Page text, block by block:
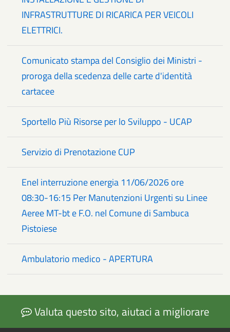
INFRASTRUTTURE DI RICARICA PER VEICOLI
ELETTRICI.
Comunicato stampa del Consiglio dei Ministri -
proroga della scedenza delle carte d'identità
cartacee
Sportello Più Risorse per lo Sviluppo - UCAP
Servizio di Prenotazione CUP
Enel interruzione energia 11/06/2026 ore
08:30-16:15 Per Manutenzioni Urgenti su Linee
Aeree MT-bt e F.O. nel Comune di Sambuca
Pistoiese
Ambulatorio medico - APERTURA
Valuta questo sito, aiutaci a migliorare